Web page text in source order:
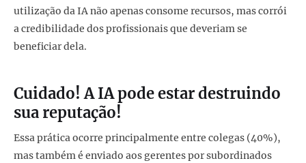
utilização da IA não apenas consome recursos, mas corrói
a credibilidade dos profissionais que deveriam se
beneficiar dela.
Cuidado! A IA pode estar destruindo
sua reputação!
Essa prática ocorre principalmente entre colegas (40%),
mas também é enviado aos gerentes por subordinados